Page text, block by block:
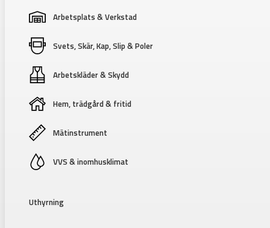
Arbetsplats & Verkstad
Svets, Skär, Kap, Slip & Poler
Arbetskläder & Skydd
Hem, trädgård & fritid
Mätinstrument
VVS & inomhusklimat
Uthyrning